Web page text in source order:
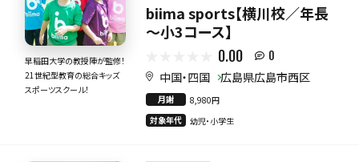
早稲田大学の教授陣が監修！
21世紀型教育の総合キッズ
スポーツスクール！
biima sports【横川校／年長
～小3コース】
0.00 0
中国・四国 広島県広島市西区
月謝
8,980円
対象年代
幼児・小学生